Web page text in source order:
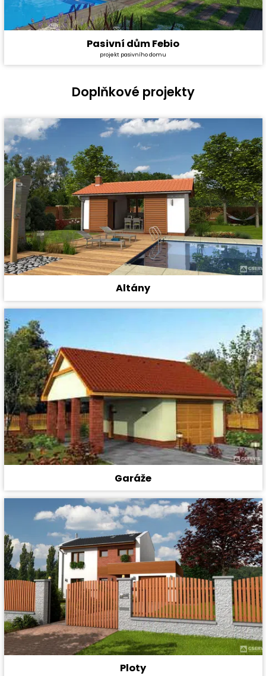
Cena stavby svépomocí:
Dispozice:
6+1
Pasivní dům Febio
projekt pasivního domu
Doplňkové projekty
Altány
Garáže
Ploty